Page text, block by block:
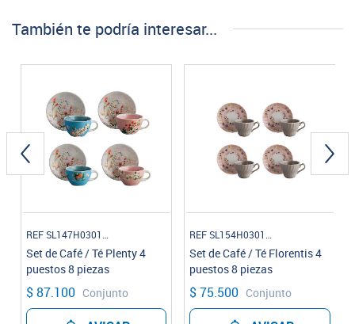
También te podría interesar...
Set de Café / Té Plenty 4
puestos 8 piezas
$ 87.100 Conjunto
Set de Café / Té Florentis 4
puestos 8 piezas
$ 75.500 Conjunto